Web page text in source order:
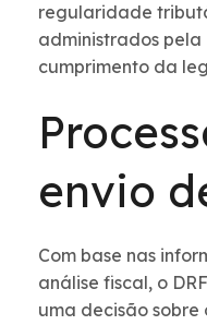
regularidade
administrados pela
cumprimento da
envio
Com base nas
análise fiscal, o
uma decisão